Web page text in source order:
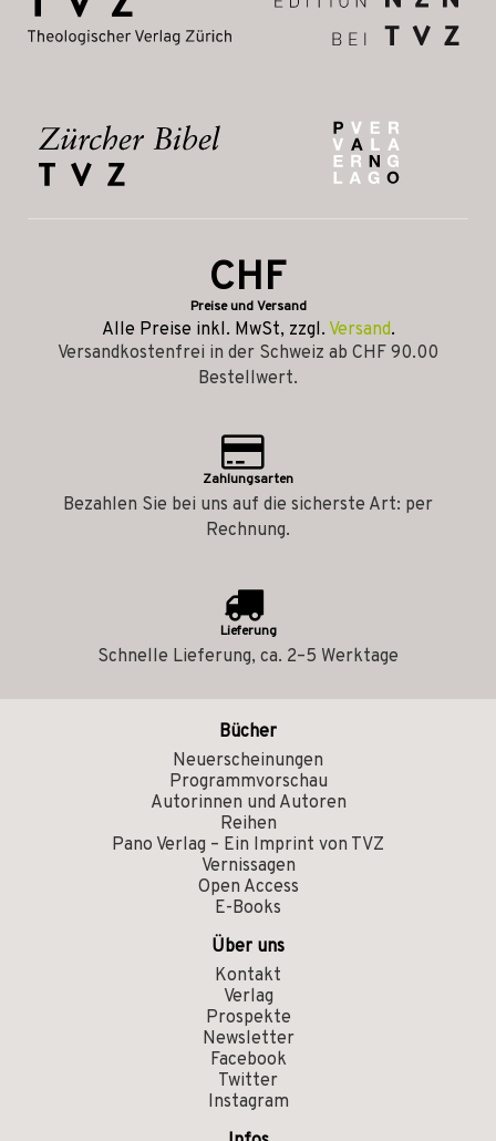
CHF
Preise und Versand
Alle Preise inkl. MwSt, zzgl. Versand.
Versandkostenfrei in der Schweiz ab CHF 90.00
Bestellwert.
Zahlungsarten
Bezahlen Sie bei uns auf die sicherste Art: per
Rechnung.
Lieferung
Schnelle Lieferung, ca. 2–5 Werktage
Bücher
Neuerscheinungen
Programmvorschau
Autorinnen und Autoren
Reihen
Pano Verlag – Ein Imprint von TVZ
Vernissagen
Open Access
E-Books
Über uns
Kontakt
Verlag
Prospekte
Newsletter
Facebook
Twitter
Instagram